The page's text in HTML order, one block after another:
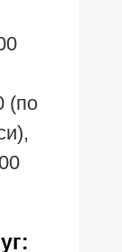
(по